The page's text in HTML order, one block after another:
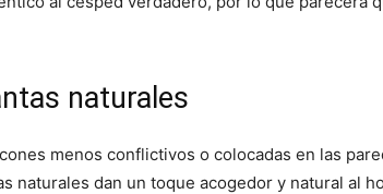
naturales
menos conflictivos o colocadas en las
naturales dan un toque acogedor y natural al